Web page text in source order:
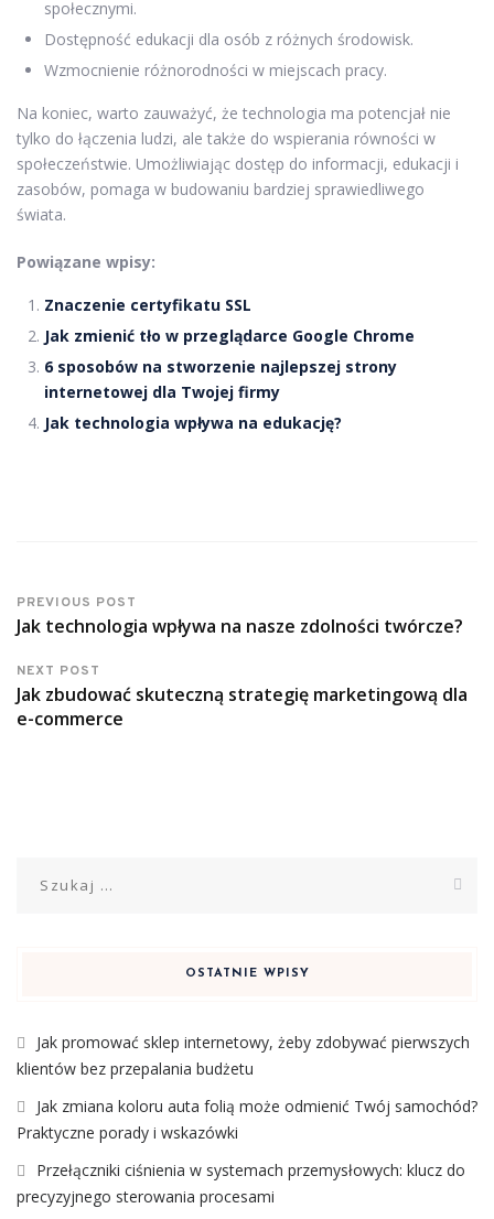
społecznymi.
Dostępność edukacji dla osób z różnych środowisk.
Wzmocnienie różnorodności w miejscach pracy.
Na koniec, warto zauważyć, że technologia ma potencjał nie
tylko do łączenia ludzi, ale także do wspierania równości w
społeczeństwie. Umożliwiając dostęp do informacji, edukacji i
zasobów, pomaga w budowaniu bardziej sprawiedliwego
świata.
Powiązane wpisy:
Znaczenie certyfikatu SSL
Jak zmienić tło w przeglądarce Google Chrome
6 sposobów na stworzenie najlepszej strony
internetowej dla Twojej firmy
Jak technologia wpływa na edukację?
PREVIOUS POST
Jak technologia wpływa na nasze zdolności twórcze?
NEXT POST
Jak zbudować skuteczną strategię marketingową dla
e-commerce
OSTATNIE WPISY
Jak promować sklep internetowy, żeby zdobywać pierwszych
klientów bez przepalania budżetu
Jak zmiana koloru auta folią może odmienić Twój samochód?
Praktyczne porady i wskazówki
Przełączniki ciśnienia w systemach przemysłowych: klucz do
precyzyjnego sterowania procesami